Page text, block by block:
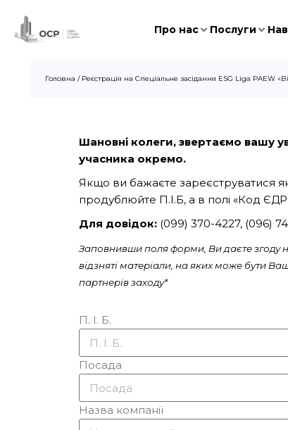
Про нас Послуги
Головна / Реєстрація на Спеціальне засідання ESG Liga PAEW
Шановні колеги, звертаємо вашу
учасника окремо.
Якщо ви бажаєте зареєструватися
продублюйте П.І.Б, а в полі «Код
Для довідок: (099) 370-4227, (096)
Заповнивши поля форми, Ви даєте згоду
відзняті матеріали, на яких може бути
партнерів заходу*
П. І. Б.
Посада
Назва компанії